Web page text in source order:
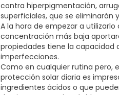
contra hiperpigmentación,
superficiales, que se eliminarán
A la hora de empezar a
concentración más baja
propiedades tiene la capacidad
imperfecciones.
Como en cualquier rutina pero,
protección solar diaria es
ingredientes ácidos o que